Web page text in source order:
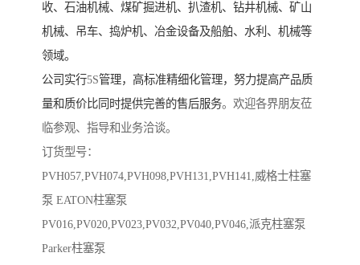
收、石油机械、煤矿掘进机、扒渣机、钻井机械、矿山
机械、吊车、捣炉机、冶金设备及船舶、水利、机械等
领域。
公司实行5S管理，高标准精细化管理，努力提高产品质
量和质价比同时提供完善的售后服务。欢迎各界朋友莅
临参观、指导和业务洽谈。
订货型号：
PVH057,PVH074,PVH098,PVH131,PVH141,威格士柱塞
泵 EATON柱塞泵
PV016,PV020,PV023,PV032,PV040,PV046,派克柱塞泵
Parker柱塞泵